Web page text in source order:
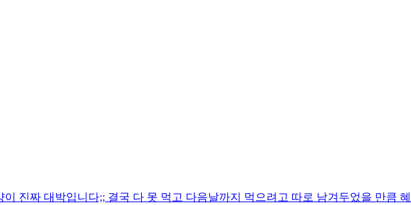
진짜 대박입니다;; 결국 다 못 먹고 다음날까지 먹으려고 따로 남겨두었을 만큼